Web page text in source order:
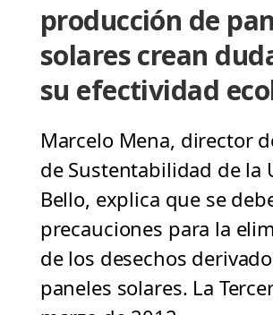
producción de
solares crean
su efectividad
Marcelo Mena, director
de Sustentabilidad de la
Bello, explica que se
precauciones para la
de los desechos
paneles solares. La